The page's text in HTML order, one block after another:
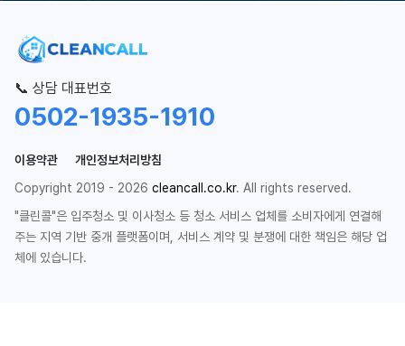
📞 상담 대표번호
0502-1935-1910
이용약관
개인정보처리방침
Copyright 2019 - 2026 cleancall.co.kr. All rights reserved.
"클린콜"은 입주청소 및 이사청소 등 청소 서비스 업체를 소비자에게 연결해
주는 지역 기반 중개 플랫폼이며, 서비스 계약 및 분쟁에 대한 책임은 해당 업
체에 있습니다.